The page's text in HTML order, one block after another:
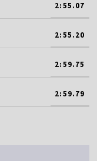
2:55.07
2:55.20
2:59.75
2:59.79